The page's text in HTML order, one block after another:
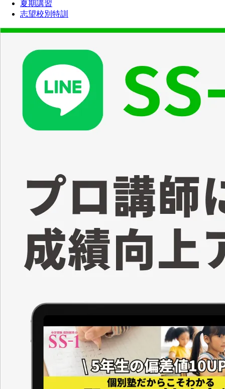
夏期講習
志望校別特訓